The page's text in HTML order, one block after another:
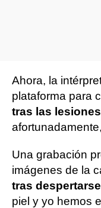
Ahora, la
plataforma para
tras las
Una grabación
imágenes de la
tras despertarse
piel y yo hemos